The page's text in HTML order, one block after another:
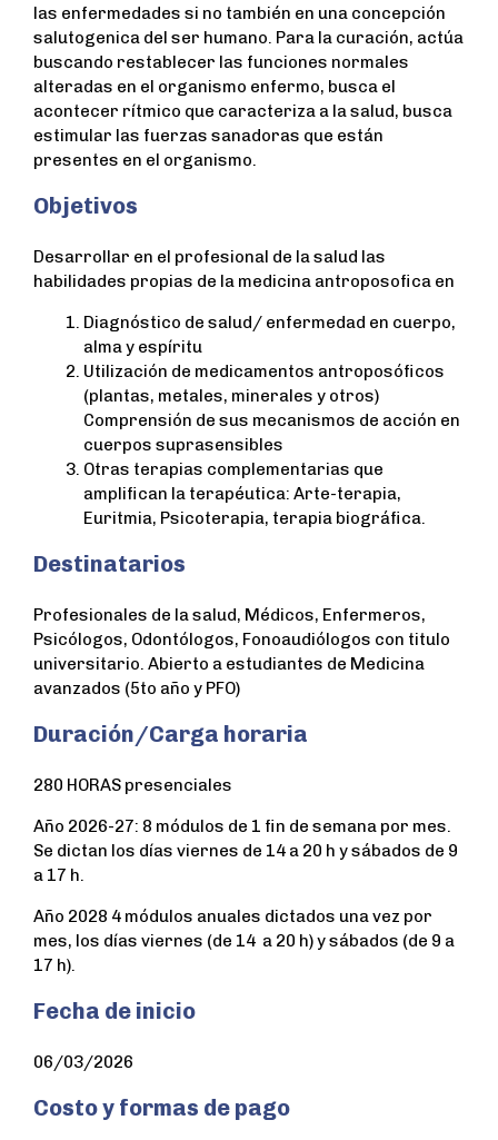
las enfermedades si no también en una concepción
salutogenica del ser humano. Para la curación, actúa
buscando restablecer las funciones normales
alteradas en el organismo enfermo, busca el
acontecer rítmico que caracteriza a la salud, busca
estimular las fuerzas sanadoras que están
presentes en el organismo.
Objetivos
Desarrollar en el profesional de la salud las
habilidades propias de la medicina antroposofica en
Diagnóstico de salud/ enfermedad en cuerpo,
alma y espíritu
Utilización de medicamentos antroposóficos
(plantas, metales, minerales y otros)
Comprensión de sus mecanismos de acción en
cuerpos suprasensibles
Otras terapias complementarias que
amplifican la terapéutica: Arte-terapia,
Euritmia, Psicoterapia, terapia biográfica.
Destinatarios
Profesionales de la salud, Médicos, Enfermeros,
Psicólogos, Odontólogos, Fonoaudiólogos con titulo
universitario. Abierto a estudiantes de Medicina
avanzados (5to año y PFO)
Duración/Carga horaria
280 HORAS presenciales
Año 2026-27: 8 módulos de 1 fin de semana por mes.
Se dictan los días viernes de 14 a 20 h y sábados de 9
a 17 h.
Año 2028 4 módulos anuales dictados una vez por
mes, los días viernes (de 14 a 20 h) y sábados (de 9 a
17 h).
Fecha de inicio
06/03/2026
Costo y formas de pago